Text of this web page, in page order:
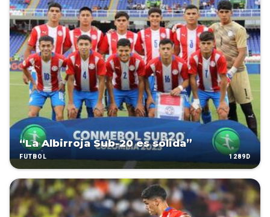
“La Albirroja Sub-20 es sólida”
FÚTBOL 1289D